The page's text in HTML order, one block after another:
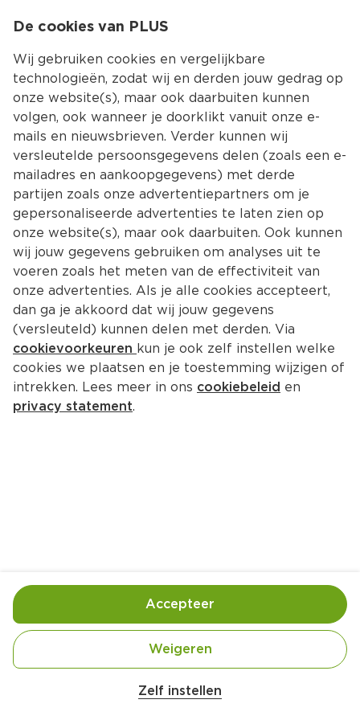
Kies jouw
Ingrediënten Bereiding
De cookies van PLUS
Wij gebruiken cookies en vergelijkbare
technologieën, zodat wij en derden jouw gedrag op
onze website(s), maar ook daarbuiten kunnen
volgen, ook wanneer je doorklikt vanuit onze e-
mails en nieuwsbrieven. Verder kunnen wij
versleutelde persoonsgegevens delen (zoals een e-
mailadres en aankoopgegevens) met derde
partijen zoals onze advertentiepartners om je
gepersonaliseerde advertenties te laten zien op
onze website(s), maar ook daarbuiten. Ook kunnen
wij jouw gegevens gebruiken om analyses uit te
voeren zoals het meten van de effectiviteit van
onze advertenties. Als je alle cookies accepteert,
dan ga je akkoord dat wij jouw gegevens
(versleuteld) kunnen delen met derden. Via
cookievoorkeuren kun je ook zelf instellen welke
cookies we plaatsen en je toestemming wijzigen of
intrekken. Lees meer in ons cookiebeleid en
privacy statement.
Zelf instellen
Weigeren
Accepteer